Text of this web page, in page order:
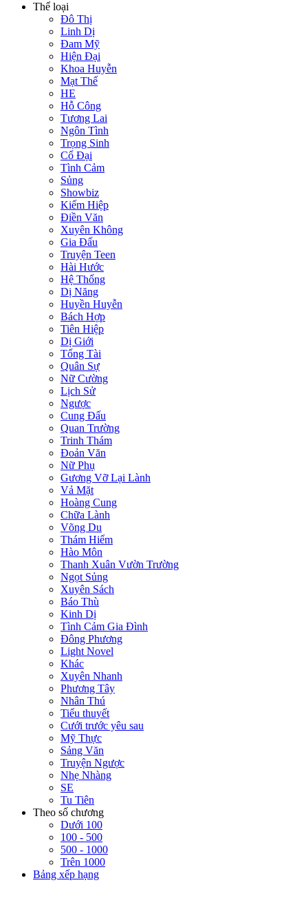
Thể loại
Đô Thị
Linh Dị
Đam Mỹ
Hiện Đại
Khoa Huyễn
Mạt Thế
HE
Hỗ Công
Tương Lai
Ngôn Tình
Trọng Sinh
Cổ Đại
Tình Cảm
Sủng
Showbiz
Kiếm Hiệp
Điền Văn
Xuyên Không
Gia Đấu
Truyện Teen
Hài Hước
Hệ Thống
Dị Năng
Huyền Huyễn
Bách Hợp
Tiên Hiệp
Dị Giới
Tổng Tài
Quân Sự
Nữ Cường
Lịch Sử
Ngược
Cung Đấu
Quan Trường
Trinh Thám
Đoản Văn
Nữ Phụ
Gương Vỡ Lại Lành
Vả Mặt
Hoàng Cung
Chữa Lành
Võng Du
Thám Hiểm
Hào Môn
Thanh Xuân Vườn Trường
Ngọt Sủng
Xuyên Sách
Báo Thù
Kinh Dị
Tình Cảm Gia Đình
Đông Phương
Light Novel
Khác
Xuyên Nhanh
Phương Tây
Nhân Thú
Tiểu thuyết
Cưới trước yêu sau
Mỹ Thực
Sảng Văn
Truyện Ngược
Nhẹ Nhàng
SE
Tu Tiên
Theo số chương
Dưới 100
100 - 500
500 - 1000
Trên 1000
Bảng xếp hạng